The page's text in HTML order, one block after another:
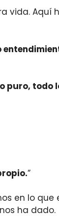
vida. Aquí
puro, todo
”
en lo que
ha dado.